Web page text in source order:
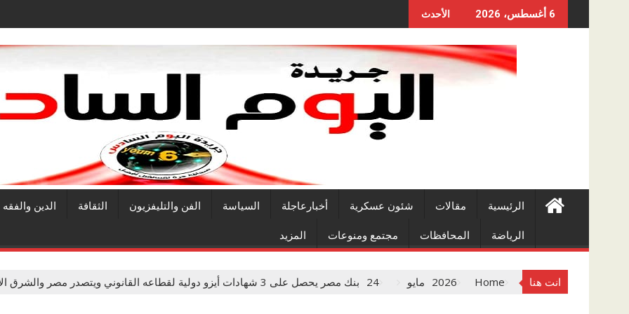
to
6 أغسطس، 2026 الأحدث
الرئيسية مقالات شئون عسكرية أخبارعاجلة السياسة الفن والتليفزيون الثقافة الدين والفقه
الرياضة المحافظات مجتمع ومنوعات المزيد
انت هنا Home
2026 مايو 24 بنك مصر يحصل على 3 شهادات أيزو دولية لقطاعه القانوني ويتصدر مصر والشرق الأوسط وإفريقيا